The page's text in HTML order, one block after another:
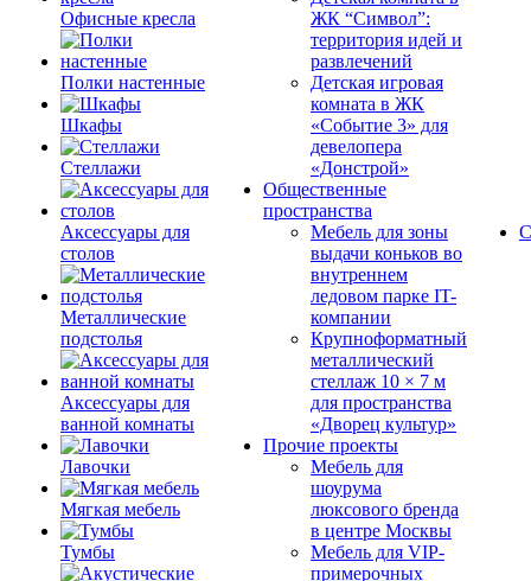
Офисные кресла
Полки настенные
Шкафы
Стеллажи
Аксессуары для
столов
Металлические
подстолья
Аксессуары для
ванной комнаты
Лавочки
Мягкая мебель
Тумбы
ЖК “Символ”:
территория идей и
развлечений
Детская игровая
комната в ЖК
«Событие 3» для
девелопера
«Донстрой»
Общественные
пространства
Мебель для зоны
выдачи коньков во
внутреннем
ледовом парке IT-
компании
Крупноформатный
металлический
стеллаж 10 × 7 м
для пространства
«Дворец культур»
Прочие проекты
Мебель для
шоурума
люксового бренда
в центре Москвы
Мебель для VIP-
примерочных